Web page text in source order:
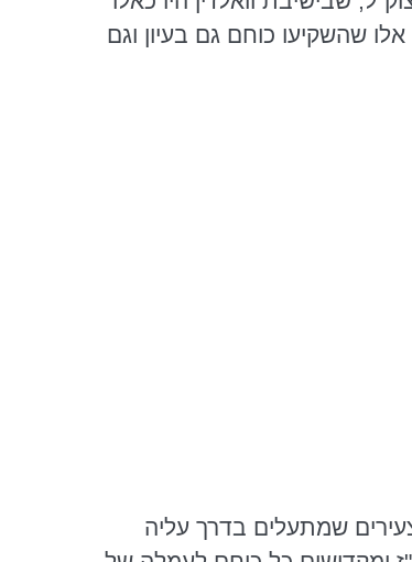
אלו שהשקיעו כוחם גם בעיון וגם
שמתעלים בדרך עליה